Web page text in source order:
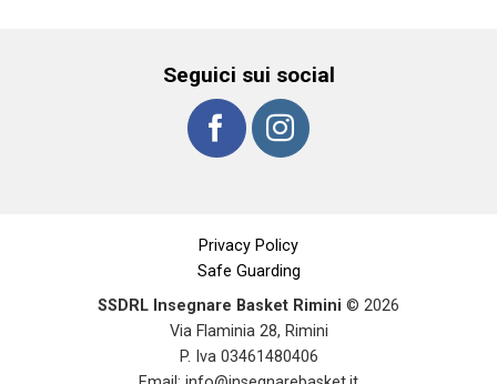
Seguici sui social
Privacy Policy
Safe Guarding
SSDRL Insegnare Basket Rimini © 2026
Via Flaminia 28, Rimini
P. Iva 03461480406